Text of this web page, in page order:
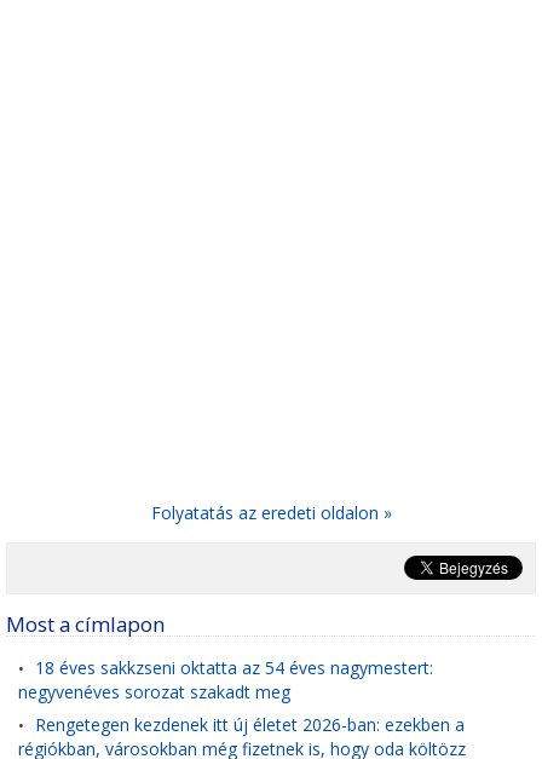
Folyatatás az eredeti oldalon »
Most a címlapon
• 18 éves sakkzseni oktatta az 54 éves nagymestert:
negyvenéves sorozat szakadt meg
• Rengetegen kezdenek itt új életet 2026-ban: ezekben a
régiókban, városokban még fizetnek is, hogy oda költözz